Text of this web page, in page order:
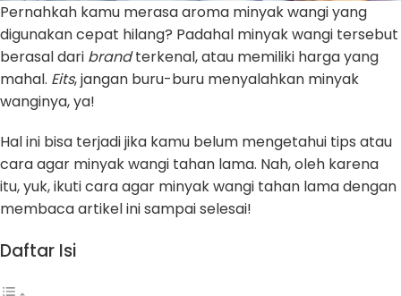
Pernahkah kamu merasa aroma minyak wangi yang
digunakan cepat hilang? Padahal minyak wangi tersebut
berasal dari brandterkenal, atau memiliki harga yang
mahal. Eits, jangan buru-buru menyalahkan minyak
wanginya, ya!
Hal ini bisa terjadi jika kamu belum mengetahui tips atau
cara agar minyak wangi tahan lama. Nah, oleh karena
itu, yuk, ikuti cara agar minyak wangi tahan lama dengan
membaca artikel ini sampai selesai!
Daftar Isi